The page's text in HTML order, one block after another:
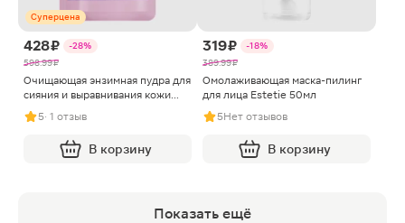
Суперцена
428 ₽
-28%
598.99 ₽
Очищающая энзимная пудра для
сияния и выравнивания кожи
Enzyme+ Estetie 50г
5· 1 отзыв
В корзину
319 ₽
-18%
389.99 ₽
Омолаживающая маска-пилинг
для лица Estetie 50мл
5Нет отзывов
В корзину
Показать ещё